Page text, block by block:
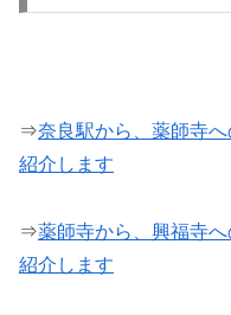
⇒奈良駅から、薬師寺
紹介します
⇒薬師寺から、興福寺
紹介します